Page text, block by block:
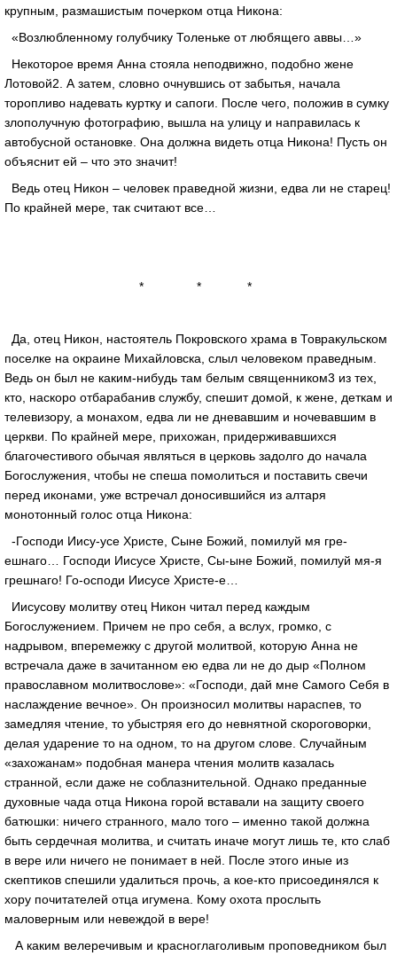
крупным, размашистым почерком отца Никона:
«Возлюбленному голубчику Толеньке от любящего аввы…»
Некоторое время Анна стояла неподвижно, подобно жене
Лотовой2. А затем, словно очнувшись от забытья, начала
торопливо надевать куртку и сапоги. После чего, положив в сумку
злополучную фотографию, вышла на улицу и направилась к
автобусной остановке. Она должна видеть отца Никона! Пусть он
объяснит ей – что это значит!
Ведь отец Никон – человек праведной жизни, едва ли не старец!
По крайней мере, так считают все…
* * *
Да, отец Никон, настоятель Покровского храма в Товракульском
поселке на окраине Михайловска, слыл человеком праведным.
Ведь он был не каким-нибудь там белым священником3 из тех,
кто, наскоро отбарабанив службу, спешит домой, к жене, деткам и
телевизору, а монахом, едва ли не дневавшим и ночевавшим в
церкви. По крайней мере, прихожан, придерживавшихся
благочестивого обычая являться в церковь задолго до начала
Богослужения, чтобы не спеша помолиться и поставить свечи
перед иконами, уже встречал доносившийся из алтаря
монотонный голос отца Никона:
-Господи Иису-усе Христе, Сыне Божий, помилуй мя гре-
ешнаго… Господи Иисусе Христе, Сы-ыне Божий, помилуй мя-я
грешнаго! Го-осподи Иисусе Христе-е…
Иисусову молитву отец Никон читал перед каждым
Богослужением. Причем не про себя, а вслух, громко, с
надрывом, вперемежку с другой молитвой, которую Анна не
встречала даже в зачитанном ею едва ли не до дыр «Полном
православном молитвослове»: «Господи, дай мне Самого Себя в
наслаждение вечное». Он произносил молитвы нараспев, то
замедляя чтение, то убыстряя его до невнятной скороговорки,
делая ударение то на одном, то на другом слове. Случайным
«захожанам» подобная манера чтения молитв казалась
странной, если даже не соблазнительной. Однако преданные
духовные чада отца Никона горой вставали на защиту своего
батюшки: ничего странного, мало того – именно такой должна
быть сердечная молитва, и считать иначе могут лишь те, кто слаб
в вере или ничего не понимает в ней. После этого иные из
скептиков спешили удалиться прочь, а кое-кто присоединялся к
хору почитателей отца игумена. Кому охота прослыть
маловерным или невеждой в вере!
А каким велеречивым и красноглаголивым проповедником был